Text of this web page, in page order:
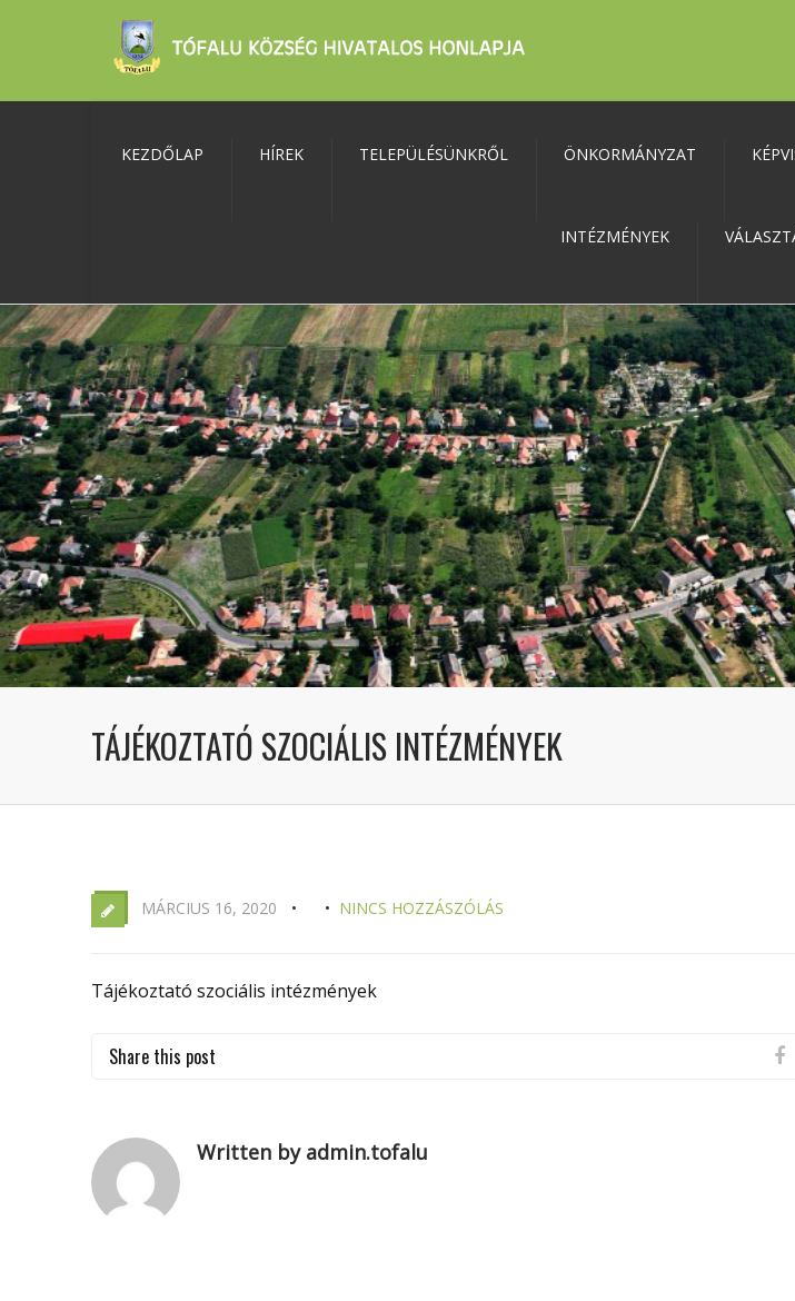
KEZDŐLAP HÍREK TELEPÜLÉSÜNKRŐL ÖNKORMÁNYZAT
INTÉZMÉNYEK
TÁJÉKOZTATÓ SZOCIÁLIS INTÉZMÉNYEK
MÁRCIUS 16, 2020 NINCS HOZZÁSZÓLÁS
Tájékoztató szociális intézmények
Share this post
Written by admin.tofalu